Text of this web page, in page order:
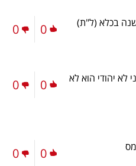
(ל"ת) 0
0
לא יהודי הוא לא
0
0
0
0